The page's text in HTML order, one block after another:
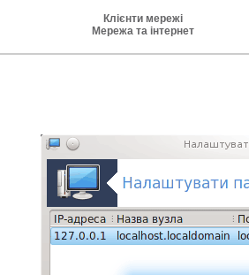
Клієнти мережі
Мережа та інтернет